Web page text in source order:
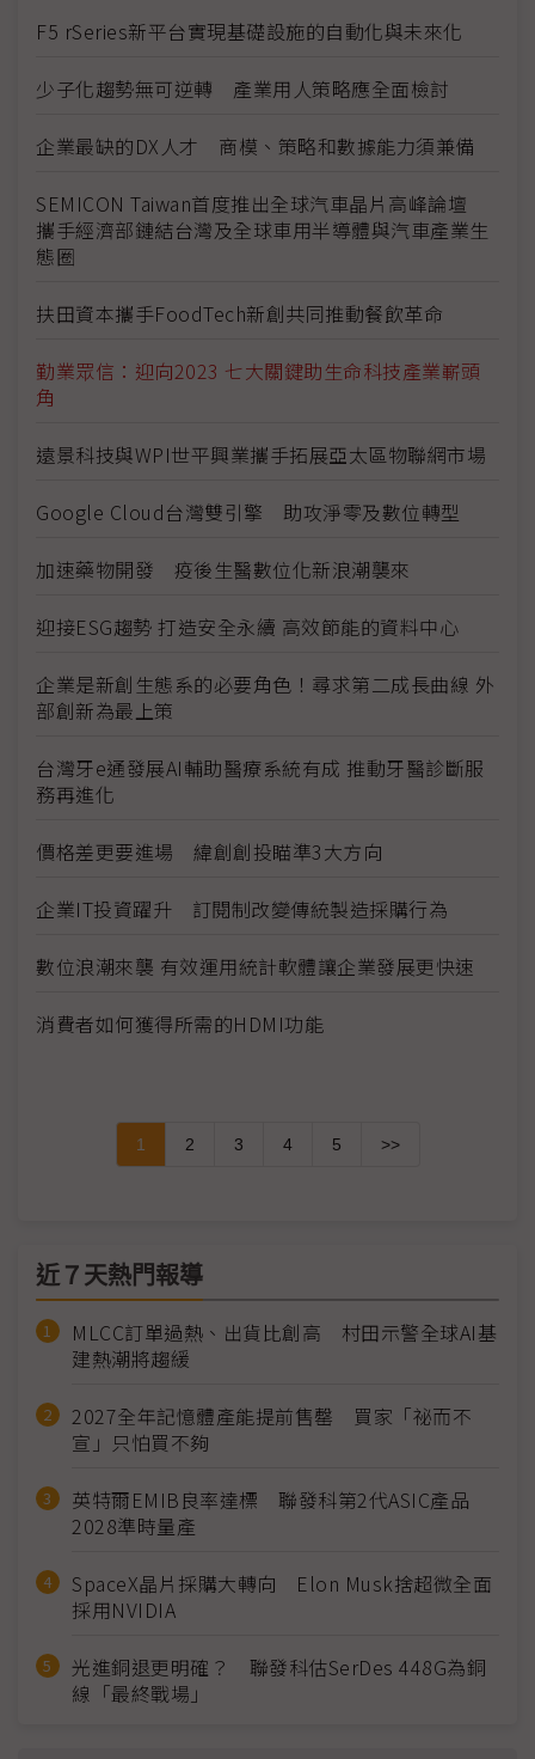
F5 rSeries新平台實現基礎設施的自動化與未來化
少子化趨勢無可逆轉 產業用人策略應全面檢討
企業最缺的DX人才 商模、策略和數據能力須兼備
SEMICON Taiwan首度推出全球汽車晶片高峰論壇
攜手經濟部鏈結台灣及全球車用半導體與汽車產業生
態圈
扶田資本攜手FoodTech新創共同推動餐飲革命
勤業眾信：迎向2023 七大關鍵助生命科技產業嶄頭
角
遠景科技與WPI世平興業攜手拓展亞太區物聯網市場
Google Cloud台灣雙引擎 助攻淨零及數位轉型
加速藥物開發 疫後生醫數位化新浪潮襲來
迎接ESG趨勢 打造安全永續 高效節能的資料中心
企業是新創生態系的必要角色！尋求第二成長曲線 外
部創新為最上策
台灣牙e通發展AI輔助醫療系統有成 推動牙醫診斷服
務再進化
價格差更要進場 緯創創投瞄準3大方向
企業IT投資躍升 訂閱制改變傳統製造採購行為
數位浪潮來襲 有效運用統計軟體讓企業發展更快速
消費者如何獲得所需的HDMI功能
1 2 3 4 5 >>
近７天熱門報導
MLCC訂單過熱、出貨比創高 村田示警全球AI基
建熱潮將趨緩
2027全年記憶體產能提前售罄 買家「祕而不
宣」只怕買不夠
英特爾EMIB良率達標 聯發科第2代ASIC產品
2028準時量產
SpaceX晶片採購大轉向 Elon Musk捨超微全面
採用NVIDIA
光進銅退更明確？ 聯發科估SerDes 448G為銅
線「最終戰場」